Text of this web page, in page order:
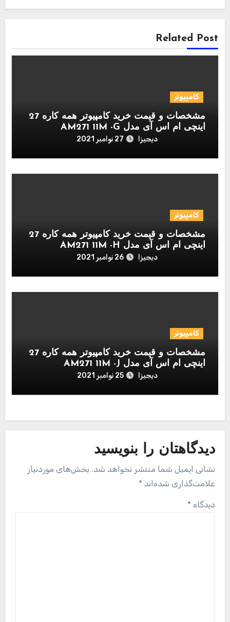
Related Post
کامپیوتر
مشخصات و قیمت خرید کامپیوتر همه کاره 27
اینچی ام اس آی مدل AM271 11M -G
دیجیزا 27 نوامبر 2021
کامپیوتر
مشخصات و قیمت خرید کامپیوتر همه کاره 27
اینچی ام اس آی مدل AM271 11M -H
دیجیزا 26 نوامبر 2021
کامپیوتر
مشخصات و قیمت خرید کامپیوتر همه کاره 27
اینچی ام اس آی مدل AM271 11M -J
دیجیزا 25 نوامبر 2021
دیدگاهتان را بنویسید
نشانی ایمیل شما منتشر نخواهد شد. بخش‌های موردنیاز
علامت‌گذاری شده‌اند *
دیدگاه *